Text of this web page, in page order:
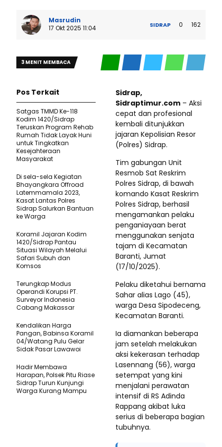
Masrudin
17 Okt 2025 11:04
SIDRAP 0 162
3 MENIT MEMBACA
Sidrap,
Sidraptimur.com – Aksi
cepat dan profesional
kembali ditunjukkan
jajaran Kepolisian Resor
(Polres) Sidrap.
Tim gabungan Unit
Resmob Sat Reskrim
Polres Sidrap, di bawah
komando Kasat Reskrim
Polres Sidrap, berhasil
mengamankan pelaku
penganiayaan berat
menggunakan senjata
tajam di Kecamatan
Baranti, Jumat
(17/10/2025).
Pelaku diketahui bernama
Sahar alias Lago (45),
warga Desa Sipodeceng,
Kecamatan Baranti.
Ia diamankan beberapa
jam setelah melakukan
aksi kekerasan terhadap
Lasennang (56), warga
setempat yang kini
menjalani perawatan
intensif di RS Adinda
Rappang akibat luka
serius di beberapa bagian
tubuhnya.
Pos Terkait
Satgas TMMD Ke-118
Kodim 1420/Sidrap
Teruskan Program Rehab
Rumah Tidak Layak Huni
untuk Tingkatkan
Kesejahteraan
Masyarakat
Di sela-sela Kegiatan
Bhayangkara Offroad
Latemmamala 2023,
Kasat Lantas Polres
Sidrap Salurkan Bantuan
ke Warga
Koramil Jajaran Kodim
1420/Sidrap Pantau
Situasi Wilayah Melalui
Safari Subuh dan
Komsos
Terungkap Modus
Operandi Korupsi PT.
Surveyor Indonesia
Cabang Makassar
Kendalikan Harga
Pangan, Babinsa Koramil
04/Watang Pulu Gelar
Sidak Pasar Lawawoi
Hadir Membawa
Harapan, Polsek Pitu Riase
Sidrap Turun Kunjungi
Warga Kurang Mampu